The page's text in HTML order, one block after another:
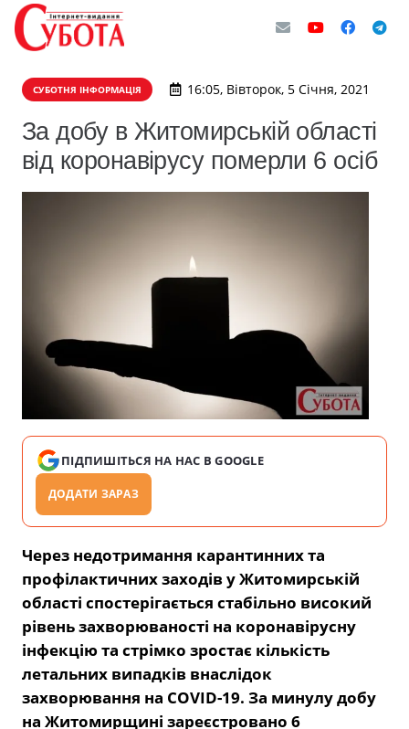
СУБОТНЯ ІНФОРМАЦІЯ 16:05, Вівторок, 5 Січня, 2021
За добу в Житомирській області
від коронавірусу померли 6 осіб
ПІДПИШІТЬСЯ НА НАС В GOOGLE
ДОДАТИ ЗАРАЗ
Через недотримання карантинних та
профілактичних заходів у Житомирській
області спостерігається стабільно високий
рівень захворюваності на коронавірусну
інфекцію та стрімко зростає кількість
летальних випадків внаслідок
захворювання на COVID-19. За минулу добу
на Житомирщині зареєстровано 6